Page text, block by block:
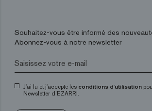
Souhaitez-vous être informé des
Abonnez-vous à notre newsletter
J'ai lu et j'accepte les conditions d'utilisation
Newsletter d’EZARRI.